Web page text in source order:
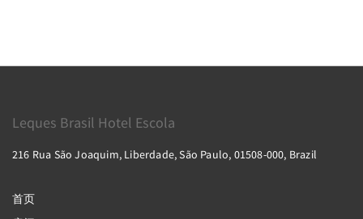
Leques Brasil Hotel Escola
216 Rua São Joaquim, Liberdade, São Paulo, 01508-000, Brazil
首页